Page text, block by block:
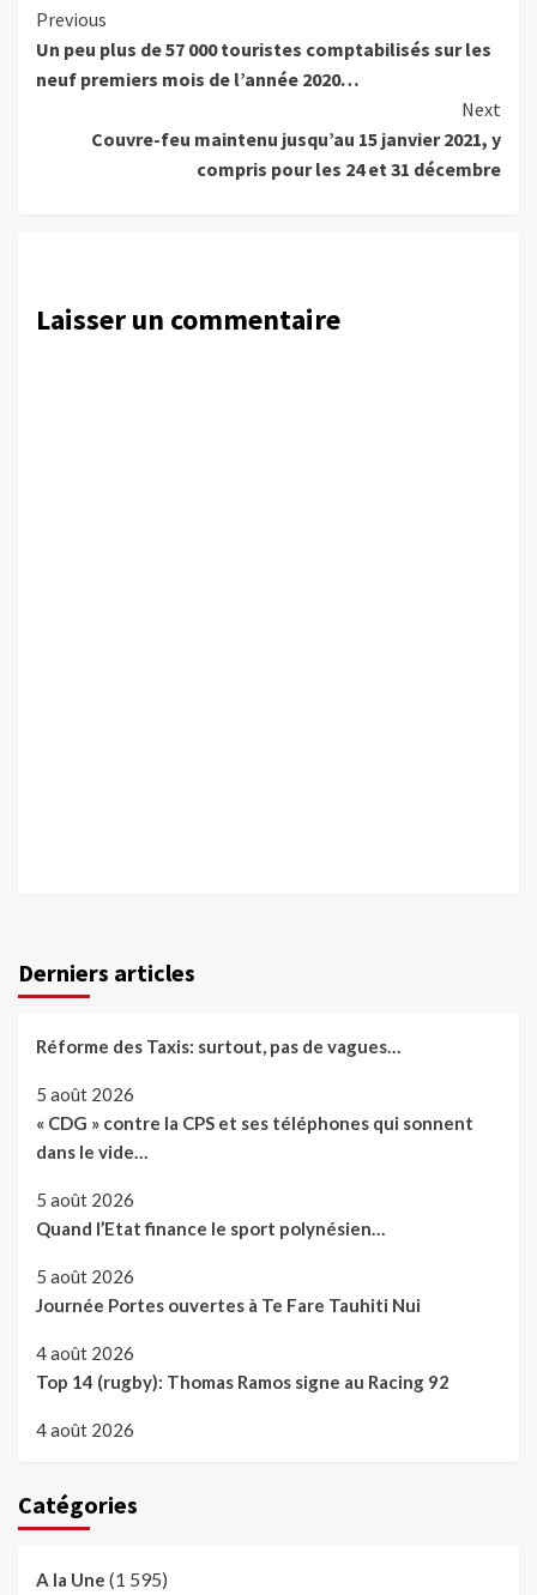
Continue
Reading
Previous
Un peu plus de 57 000 touristes comptabilisés sur les
neuf premiers mois de l’année 2020…
Next
Couvre-feu maintenu jusqu’au 15 janvier 2021, y
compris pour les 24 et 31 décembre
Laisser un commentaire
Derniers articles
Réforme des Taxis: surtout, pas de vagues…
5 août 2026
« CDG » contre la CPS et ses téléphones qui sonnent
dans le vide…
5 août 2026
Quand l’Etat finance le sport polynésien…
5 août 2026
Journée Portes ouvertes à Te Fare Tauhiti Nui
4 août 2026
Top 14 (rugby): Thomas Ramos signe au Racing 92
4 août 2026
Catégories
A la Une (1 595)